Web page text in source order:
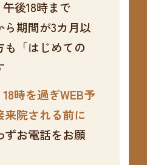
後18時まで
期間が3カ月以
「はじめての
時を過ぎWEB予
院される前に
ずお電話をお願